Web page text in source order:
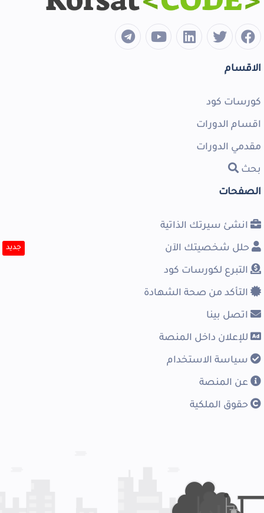
الاقسام
كورسات كود
اقسام الدورات
مقدمي الدورات
بحث
الصفحات
انشئ سيرتك الذاتية
حلل شخصيتك الآن جديد
التبرع لكورسات كود
التأكد من صحة الشهادة
اتصل بينا
للإعلان داخل المنصة
سياسة الاستخدام
عن المنصة
حقوق الملكية